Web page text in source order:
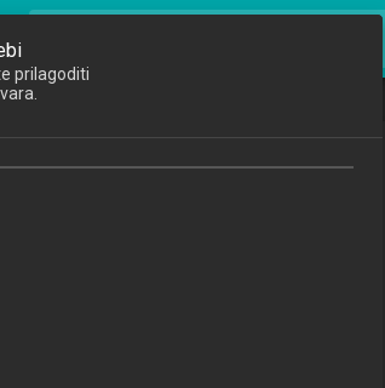
Dizajn programskih proizvoda
prilagoditi